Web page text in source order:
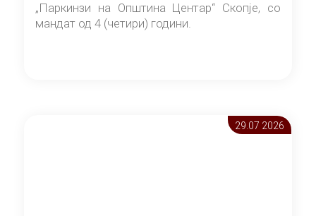
„Паркинзи на Општина Центар“ Скопје, со
мандат од 4 (четири) години.
29.07 2026